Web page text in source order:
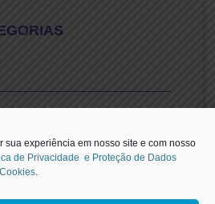
sua experiência em nosso site e com nosso
de Privacidade e Proteção de Dados
.